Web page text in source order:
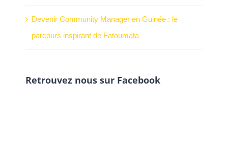
Devenir Community Manager en Guinée : le
parcours inspirant de Fatoumata
Retrouvez nous sur Facebook